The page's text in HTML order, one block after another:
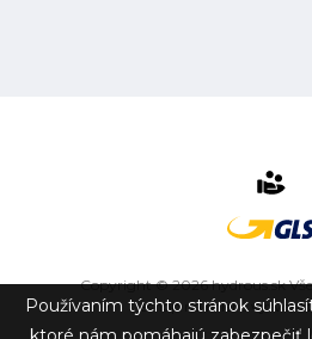
Copyright © 2026 hydrous.sk
eshop na mieru
Používaním týchto stránok